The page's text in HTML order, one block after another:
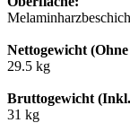
Nettogewicht
29.5 kg
Bruttogewicht
31 kg